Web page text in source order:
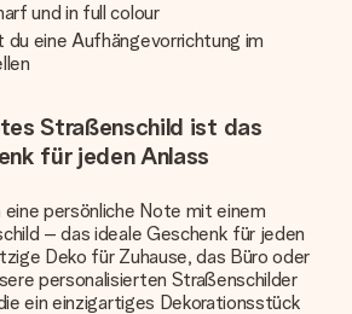
und in full colour
du eine Aufhängevorrichtung im
Straßenschild ist das
für jeden Anlass
persönliche Note mit einem
– das ideale Geschenk für jeden
Deko für Zuhause, das Büro oder
personalisierten Straßenschilder
ein einzigartiges Dekorationsstück